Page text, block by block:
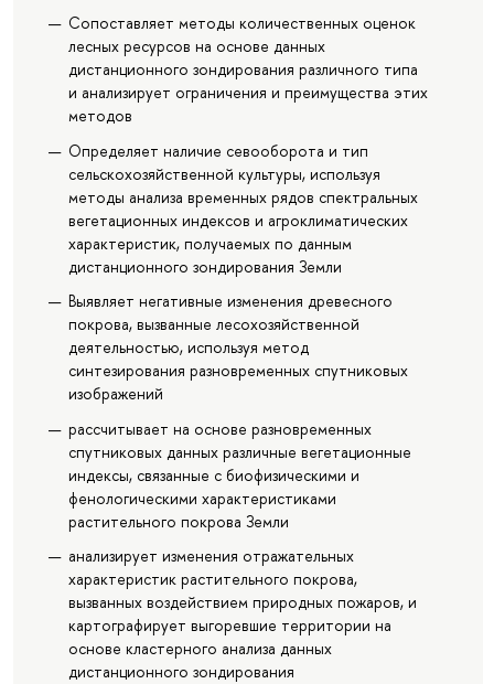
Сопоставляет методы количественных оценок
лесных ресурсов на основе данных
дистанционного зондирования различного типа
и анализирует ограничения и преимущества этих
методов
Определяет наличие севооборота и тип
сельскохозяйственной культуры, используя
методы анализа временных рядов спектральных
вегетационных индексов и агроклиматических
характеристик, получаемых по данным
дистанционного зондирования Земли
Выявляет негативные изменения древесного
покрова, вызванные лесохозяйственной
деятельностью, используя метод
синтезирования разновременных спутниковых
изображений
рассчитывает на основе разновременных
спутниковых данных различные вегетационные
индексы, связанные с биофизическими и
фенологическими характеристиками
растительного покрова Земли
анализирует изменения отражательных
характеристик растительного покрова,
вызванных воздействием природных пожаров, и
картографирует выгоревшие территории на
основе кластерного анализа данных
дистанционного зондирования